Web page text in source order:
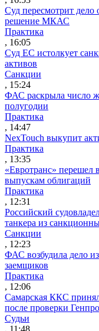
Суд пересмотрит дело
решение МКАС
Практика
, 16:05
Суд ЕС истолкует
активов
Санкции
, 15:24
ФАС раскрыла число
полугодии
Практика
, 14:47
NexTouch выкупит
Практика
, 13:35
«Евротранс» перешел
выпускам облигаций
Практика
, 12:31
Российский
танкера из
Санкции
, 12:23
ФАС возбудила дело
заемщиков
Практика
, 12:06
Самарская ККС
после проверки
Судьи
, 11:48